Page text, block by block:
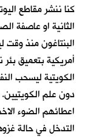
كنا ننشر مقاطع
الثانية او عاصفة
البنتاغون منذ
أمريكية بتعميق
الكويتية ليسحب
دون علم الكويتيين.
اعطائهم الضوء
التدخل في حالة